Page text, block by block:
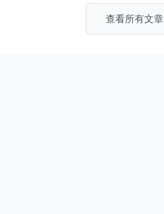
查看所有文章